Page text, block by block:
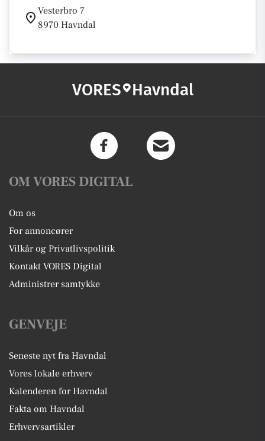
Vesterbro 7
8970 Havndal
VORES Havndal
OM VORES DIGITAL
Om os
For annoncører
Vilkår og Privatlivspolitik
Kontakt VORES Digital
Administrer samtykke
GENVEJE
Seneste nyt fra Havndal
Vores lokale erhverv
Kalenderen for Havndal
Fakta om Havndal
Erhvervsartikler